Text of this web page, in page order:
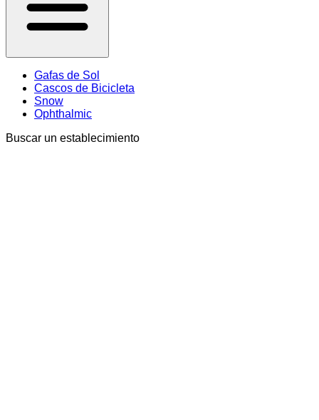
Gafas de Sol
Cascos de Bicicleta
Snow
Ophthalmic
Buscar un establecimiento